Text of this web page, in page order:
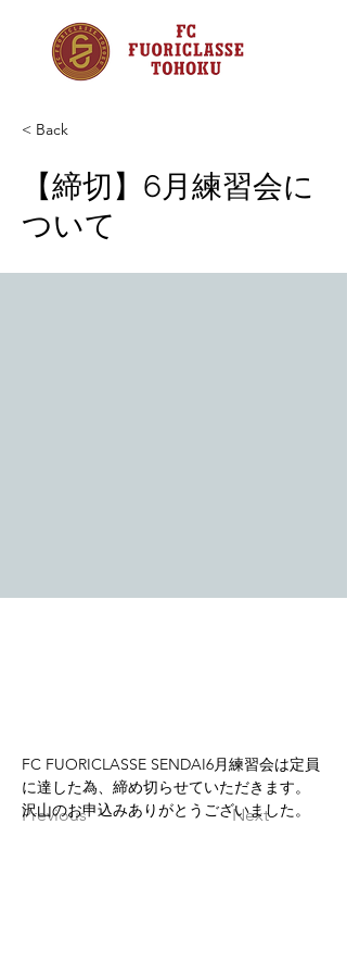
< Back
【締切】6月練習会に
ついて
Previous Next
FC FUORICLASSE SENDAI6月練習会は定員
に達した為、締め切らせていただきます。
沢山のお申込みありがとうございました。